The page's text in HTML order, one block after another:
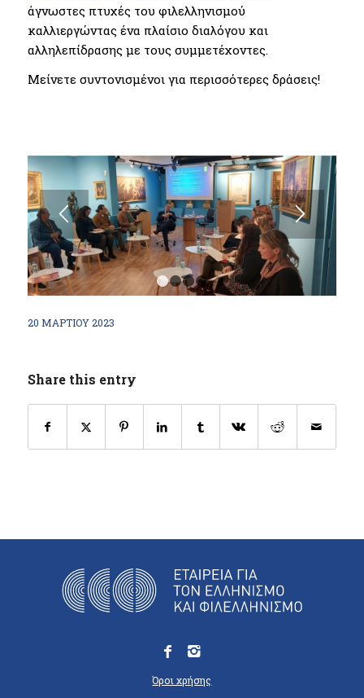
άγνωστες πτυχές του φιλελληνισμού
καλλιεργώντας ένα πλαίσιο διαλόγου και
αλληλεπίδρασης με τους συμμετέχοντες.
Μείνετε συντονισμένοι για περισσότερες δράσεις!
1 2
20 ΜΑΡΤΊΟΥ 2023
Share this entry
Όροι χρήσης